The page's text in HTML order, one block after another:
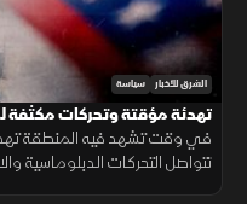
الشرق للأخبار سياسة
تهدئة مؤقتة وتحركات مكثفة
إسرائيلي في الضفة يهدد
في وقت تشهد فيه المنطقة
تتواصل التحركات الدبلوماسية